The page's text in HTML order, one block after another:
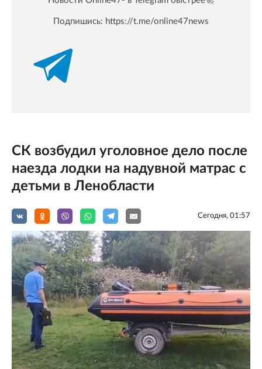
Подпишись: https://t.me/online47news
СК возбудил уголовное дело после
наезда лодки на надувной матрас с
детьми в Ленобласти
Сегодня, 01:57